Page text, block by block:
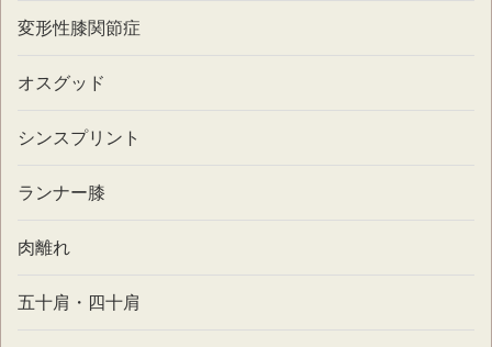
変形性膝関節症
オスグッド
シンスプリント
ランナー膝
肉離れ
五十肩・四十肩